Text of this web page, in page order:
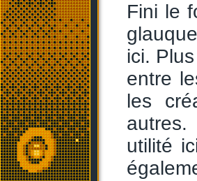
Fini le
ici.
entre
les
utilité